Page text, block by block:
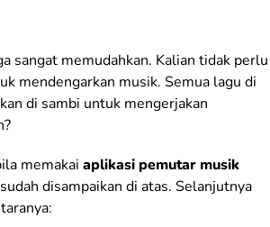
sangat memudahkan. Kalian tidak perlu
mendengarkan musik. Semua lagu di
di sambi untuk mengerjakan
memakai aplikasi pemutar musik
disampaikan di atas. Selanjutnya